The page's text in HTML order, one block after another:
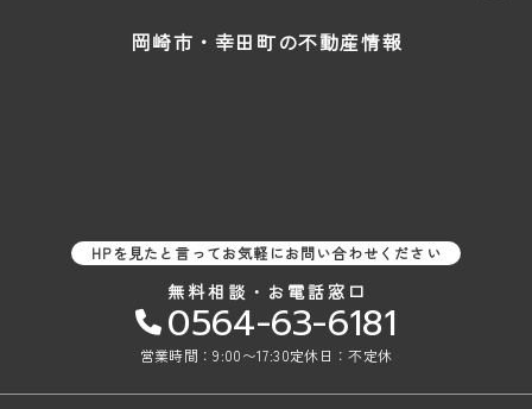
岡崎市・幸田町の不動産情報
HPを見たと言ってお気軽にお問い合わせください
無料相談・お電話窓口
0564-63-6181
営業時間：9:00〜17:30定休日：不定休